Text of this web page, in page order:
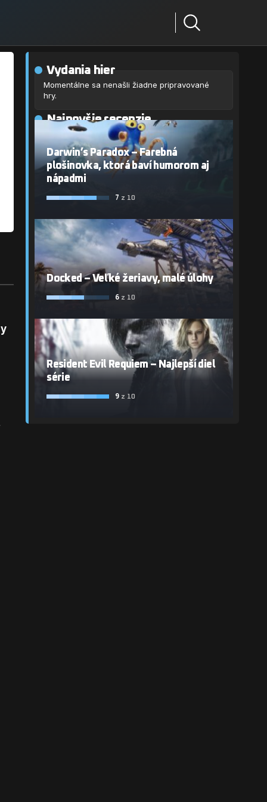
Vydania hier
Momentálne sa nenašli žiadne pripravované
hry.
Najnovšie recenzie
Darwin’s Paradox – Farebná
plošinovka, ktorá baví humorom aj
nápadmi
7 z 10
Docked – Veľké žeriavy, malé úlohy
6 z 10
Resident Evil Requiem – Najlepší diel
série
9 z 10